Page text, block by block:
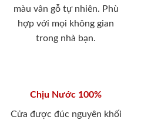
màu vân gỗ tự nhiên. Phù
hợp với mọi không gian
trong nhà bạn.
Chịu Nước 100%
Cửa được đúc nguyên khối